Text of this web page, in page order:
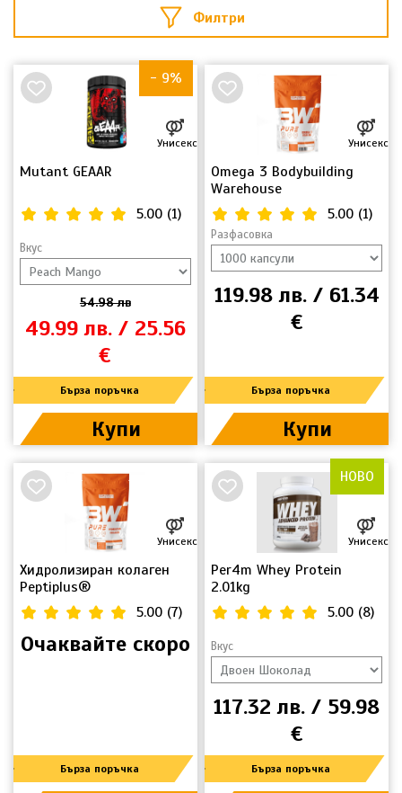
Филтри
НОВО
- 9%
Mutant GEAAR
Унисекс
5.00 (1)
Вкус
54.98 лв
49.99 лв. / 25.56
€
Бърза поръчка
Купи
Omega 3 Bodybuilding
Warehouse
Унисекс
5.00 (1)
Разфасовка
119.98 лв. / 61.34
€
Бърза поръчка
Купи
Хидролизиран колаген
Peptiplus®
Унисекс
5.00 (7)
Очаквайте скоро
Бърза поръчка
НОВО
Per4m Whey Protein
2.01kg
Унисекс
5.00 (8)
Вкус
117.32 лв. / 59.98
€
Бърза поръчка